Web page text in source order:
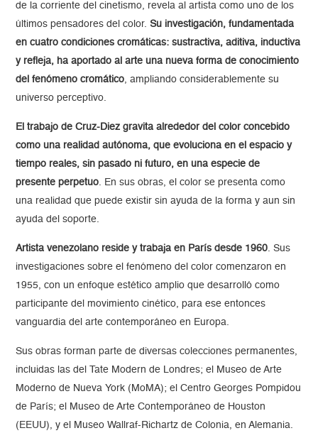
de la corriente del cinetismo, revela al artista como uno de los
últimos pensadores del color. Su investigación, fundamentada
en cuatro condiciones cromáticas: sustractiva, aditiva, inductiva
y refleja, ha aportado al arte una nueva forma de conocimiento
del fenómeno cromático, ampliando considerablemente su
universo perceptivo.
El trabajo de Cruz-Diez gravita alrededor del color concebido
como una realidad autónoma, que evoluciona en el espacio y
tiempo reales, sin pasado ni futuro, en una especie de
presente perpetuo. En sus obras, el color se presenta como
una realidad que puede existir sin ayuda de la forma y aun sin
ayuda del soporte.
Artista venezolano reside y trabaja en París desde 1960. Sus
investigaciones sobre el fenómeno del color comenzaron en
1955, con un enfoque estético amplio que desarrolló como
participante del movimiento cinético, para ese entonces
vanguardia del arte contemporáneo en Europa.
Sus obras forman parte de diversas colecciones permanentes,
incluidas las del Tate Modern de Londres; el Museo de Arte
Moderno de Nueva York (MoMA); el Centro Georges Pompidou
de París; el Museo de Arte Contemporáneo de Houston
(EEUU), y el Museo Wallraf-Richartz de Colonia, en Alemania.